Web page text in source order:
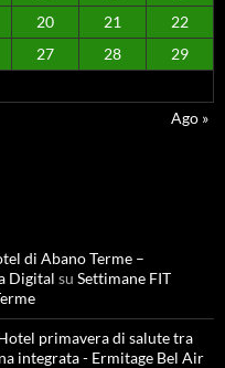
20 21
22
27 28
29
Ago »
di Abano Terme –
Digital su Settimane FIT
primavera di salute tra
integrata - Ermitage Bel Air